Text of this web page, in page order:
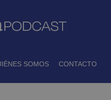
SOMOS CONTACTO